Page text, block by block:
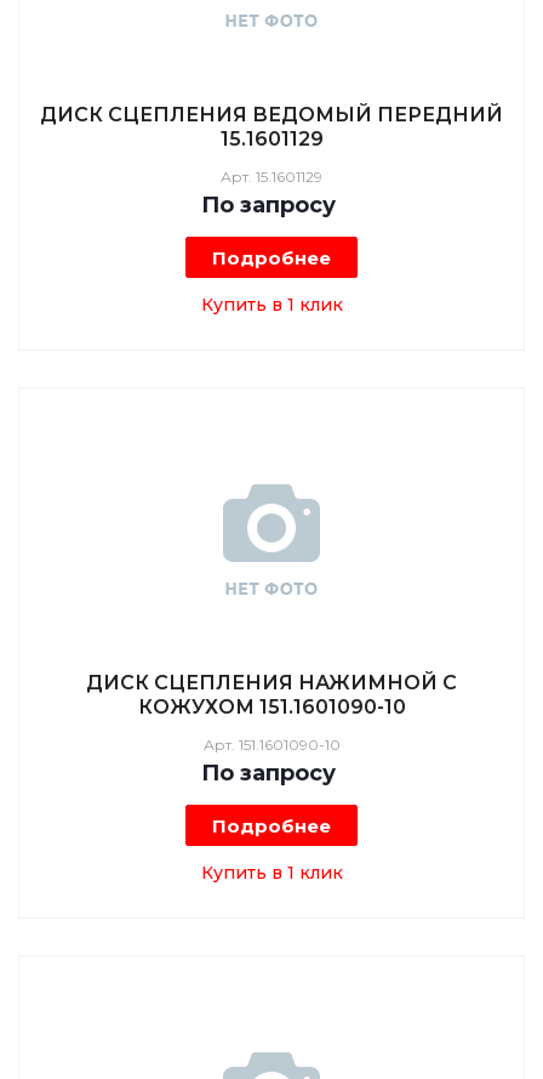
ДИСК СЦЕПЛЕНИЯ ВЕДОМЫЙ ПЕРЕДНИЙ
15.1601129
Арт. 15.1601129
По запросу
Подробнее
Купить в 1 клик
ДИСК СЦЕПЛЕНИЯ НАЖИМНОЙ С
КОЖУХОМ 151.1601090-10
Арт. 151.1601090-10
По запросу
Подробнее
Купить в 1 клик